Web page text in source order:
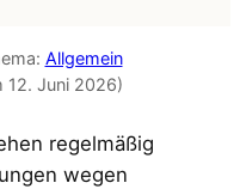
Allgemein
12. Juni 2026)
regelmäßig
wegen